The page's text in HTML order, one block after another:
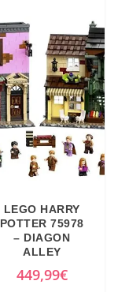
LEGO HARRY
POTTER 75978
– DIAGON
ALLEY
449,99€